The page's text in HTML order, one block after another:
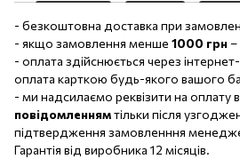
- безкоштовна доставка при
- якщо замовлення менше 1000 грн–
- оплата здійснюється через
оплата карткою будь-якого вашого
- ми надсилаємо реквізити на оплату
повідомленнямтільки після
підтвердження замовленння
Гарантія від виробника 12 місяців.